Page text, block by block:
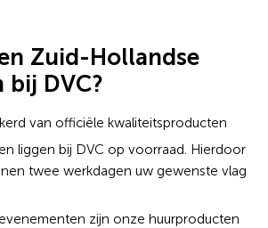
Zuid-Hollandse
DVC?
van officiële kwaliteitsproducten
liggen bij DVC op voorraad. Hierdoor
twee werkdagen uw gewenste vlag
zijn onze huurproducten